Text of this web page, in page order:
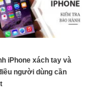
iPhone xách tay và
người dùng cần